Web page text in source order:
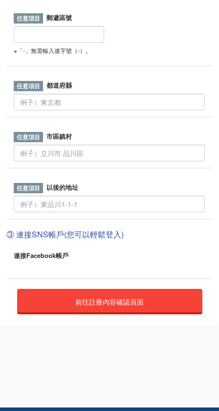
郵遞區號
※「-」無需輸入連字號（-）。
都道府縣
市區鎮村
以後的地址
③ 連接SNS帳戶(您可以輕鬆登入)
連接Facebook帳戶